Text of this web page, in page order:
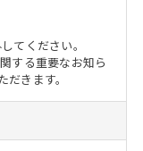
てください。
する重要なお知ら
きます。